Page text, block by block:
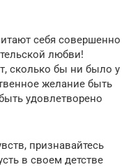
себя совершенно
любви!
сколько бы ни было у
желание быть
удовлетворено
признавайтесь
в своем детстве